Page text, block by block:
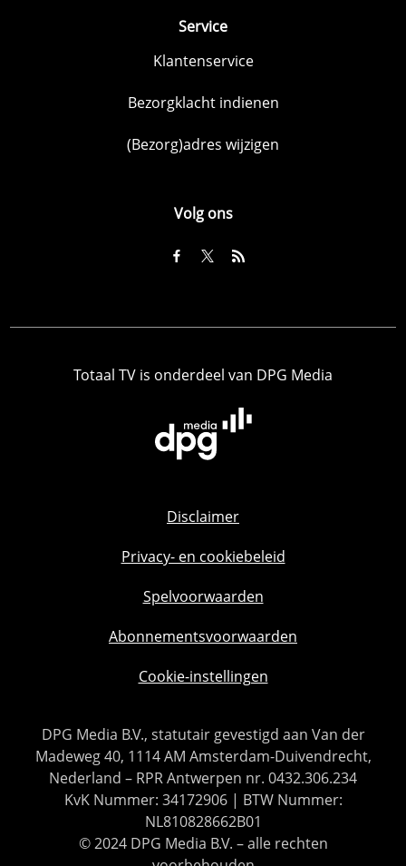
Service
Klantenservice
Bezorgklacht indienen
(Bezorg)adres wijzigen
Volg ons
Totaal TV is onderdeel van DPG Media
Disclaimer
Privacy- en cookiebeleid
Spelvoorwaarden
Abonnementsvoorwaarden
Cookie-instellingen
DPG Media B.V., statutair gevestigd aan Van der
Madeweg 40, 1114 AM Amsterdam-Duivendrecht,
Nederland – RPR Antwerpen nr. 0432.306.234
KvK Nummer: 34172906 | BTW Nummer:
NL810828662B01
© 2024 DPG Media B.V. – alle rechten